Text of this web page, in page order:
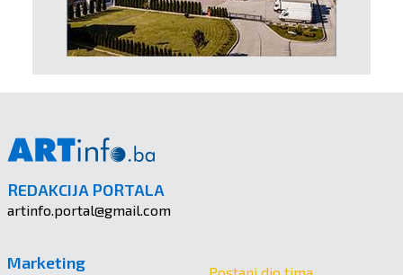
REDAKCIJA PORTALA
artinfo.portal@gmail.com
Marketing Postani dio tima